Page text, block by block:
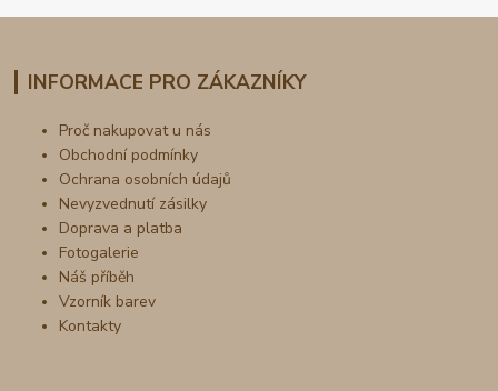
INFORMACE PRO ZÁKAZNÍKY
Proč nakupovat u nás
Obchodní podmínky
Ochrana osobních údajů
Nevyzvednutí zásilky
Doprava a platba
Fotogalerie
Náš příběh
Vzorník barev
Kontakty